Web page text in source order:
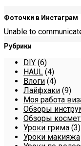
Фоточки в Инстаграм
Unable to
Рубрики
DIY (6)
HAUL (4)
Влоги (4)
Лайфхаки (9)
Моя работа
Обзоры
Обзоры
Уроки грима (3)
Уроки макияжа